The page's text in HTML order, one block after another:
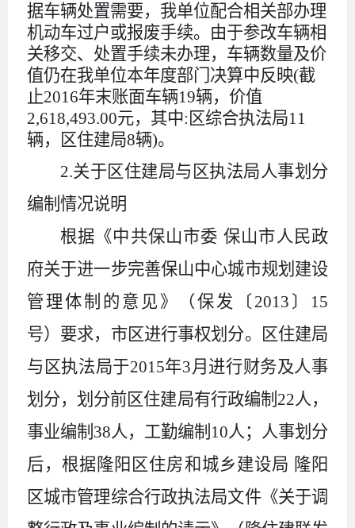
据车辆处置需要，我单位配合相关部办理
机动车过户或报废手续。由于参改车辆相
关移交、处置手续未办理，车辆数量及价
值仍在我单位本年度部门决算中反映(截
止2016年末账面车辆19辆，价值
2,618,493.00元，其中: 区综合执法局11
辆，区住建局8辆)。
2.关于区住建局与区执法局人事划分
编制情况说明
根据《中共保山市委 保山市人民政
府关于进一步完善保山中心城市规划建设
管理体制的意见》（保发〔 2013 〕 15
号）要求，市区进行事权划分。区住建局
与区执法局于2015年3月进行财务及人事
划分，划分前区住建局有行政编制 22人，
事业编制 38人，工勤编制 10人；人事划分
后，根据隆阳区住房和城乡建设局 隆阳
区城市管理综合行政执法局文件《关于调